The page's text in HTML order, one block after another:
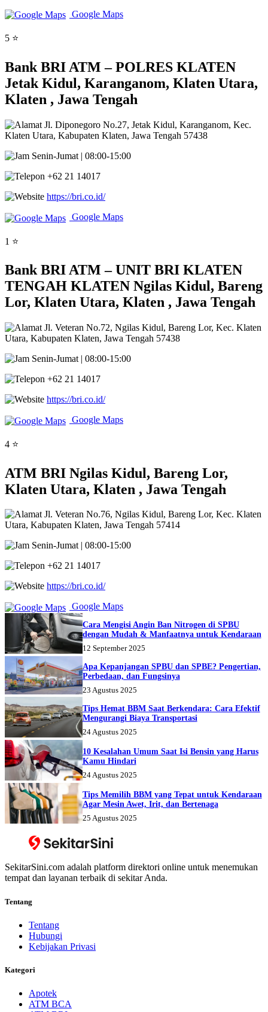
Google Maps
5 ⭐
Bank BRI ATM – POLRES KLATEN
Jetak Kidul, Karanganom, Klaten Utara,
Klaten , Jawa Tengah
Jl. Diponegoro No.27, Jetak Kidul, Karanganom, Kec.
Klaten Utara, Kabupaten Klaten, Jawa Tengah 57438
Senin-Jumat | 08:00-15:00
+62 21 14017
https://bri.co.id/
Google Maps
1 ⭐
Bank BRI ATM – UNIT BRI KLATEN
TENGAH KLATEN Ngilas Kidul, Bareng
Lor, Klaten Utara, Klaten , Jawa Tengah
Jl. Veteran No.72, Ngilas Kidul, Bareng Lor, Kec. Klaten
Utara, Kabupaten Klaten, Jawa Tengah 57438
Senin-Jumat | 08:00-15:00
+62 21 14017
https://bri.co.id/
Google Maps
4 ⭐
ATM BRI Ngilas Kidul, Bareng Lor,
Klaten Utara, Klaten , Jawa Tengah
Jl. Veteran No.76, Ngilas Kidul, Bareng Lor, Kec. Klaten
Utara, Kabupaten Klaten, Jawa Tengah 57414
Senin-Jumat | 08:00-15:00
+62 21 14017
https://bri.co.id/
Google Maps
Cara Mengisi Angin Ban Nitrogen di SPBU
dengan Mudah & Manfaatnya untuk Kendaraan
12 September 2025
Apa Kepanjangan SPBU dan SPBE? Pengertian,
Perbedaan, dan Fungsinya
23 Agustus 2025
Tips Hemat BBM Saat Berkendara: Cara Efektif
Mengurangi Biaya Transportasi
24 Agustus 2025
10 Kesalahan Umum Saat Isi Bensin yang Harus
Kamu Hindari
24 Agustus 2025
Tips Memilih BBM yang Tepat untuk Kendaraan
Agar Mesin Awet, Irit, dan Bertenaga
25 Agustus 2025
SekitarSini.com adalah platform direktori online untuk menemukan
tempat dan layanan terbaik di sekitar Anda.
Tentang
Tentang
Hubungi
Kebijakan Privasi
Kategori
Apotek
ATM BCA